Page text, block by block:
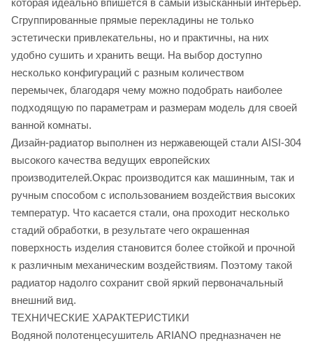
Сгруппированные прямые перекладины не только
эстетически привлекательны, но и практичны, на них
удобно сушить и хранить вещи. На выбор доступно
несколько конфигураций с разным количеством
перемычек, благодаря чему можно подобрать наиболее
подходящую по параметрам и размерам модель для своей
ванной комнаты.
Дизайн-радиатор выполнен из нержавеющей стали AISI-304
высокого качества ведущих европейских
производителей.Окрас производится как машинным, так и
ручным способом с использованием воздействия высоких
температур. Что касается стали, она проходит несколько
стадий обработки, в результате чего окрашенная
поверхность изделия становится более стойкой и прочной
к различным механическим воздействиям. Поэтому такой
радиатор надолго сохранит свой яркий первоначальный
внешний вид.
ТЕХНИЧЕСКИЕ ХАРАКТЕРИСТИКИ
Водяной полотенцесушитель ARIANO предназначен не